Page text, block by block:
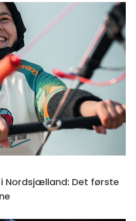
Nordsjælland: Det første